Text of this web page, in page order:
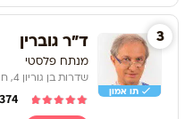
תו אמון
ד"ר גוברין
מנתח פלסטי
שדרות בן גוריון 4, חיפה
374
3